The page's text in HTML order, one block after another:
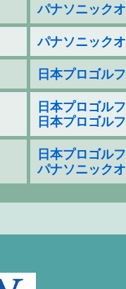
パナソニック
パナソニック
日本プロゴル
日本プロゴル
日本プロゴル
日本プロゴル
パナソニック